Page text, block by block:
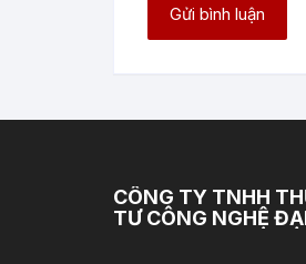
CÔNG TY TNHH
TƯ CÔNG NGHỆ